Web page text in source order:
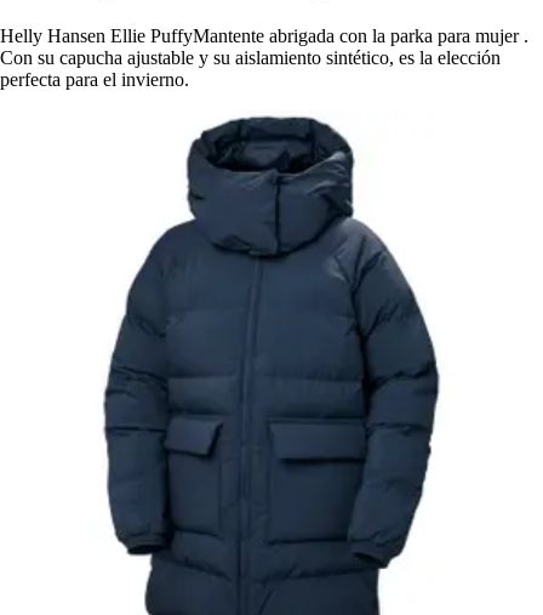
Helly Hansen Ellie PuffyMantente abrigada con la parka para mujer .
Con su capucha ajustable y su aislamiento sintético, es la elección
perfecta para el invierno.